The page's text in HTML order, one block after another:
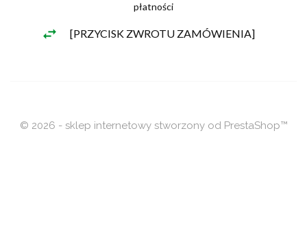
płatności
[PRZYCISK ZWROTU ZAMÓWIENIA]
© 2026 - sklep internetowy stworzony od PrestaShop™